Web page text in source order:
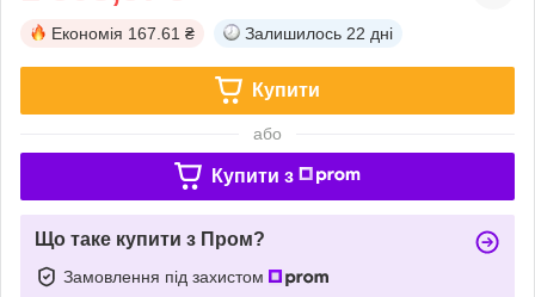
Економія 167.61 ₴ Залишилось 22 дні
Купити
або
Купити з
Що таке купити з Пром?
Замовлення під захистом